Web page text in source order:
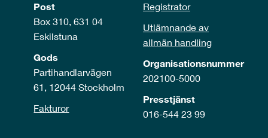
Post
Box 310, 631 04
Eskilstuna
Gods
Partihandlarvägen
61, 12044 Stockholm
Fakturor
Registrator
Utlämnande av
allmän handling
Organisationsnummer
202100-5000
Presstjänst
016-544 23 99